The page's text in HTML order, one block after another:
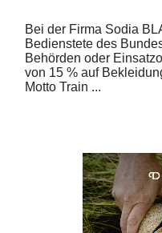
Bei der Firma Sodia
Bedienstete des
Behörden oder
von 15 % auf
Motto Train ...